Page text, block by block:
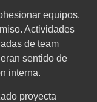
equipos,
Actividades
de team
sentido de
interna.
proyecta